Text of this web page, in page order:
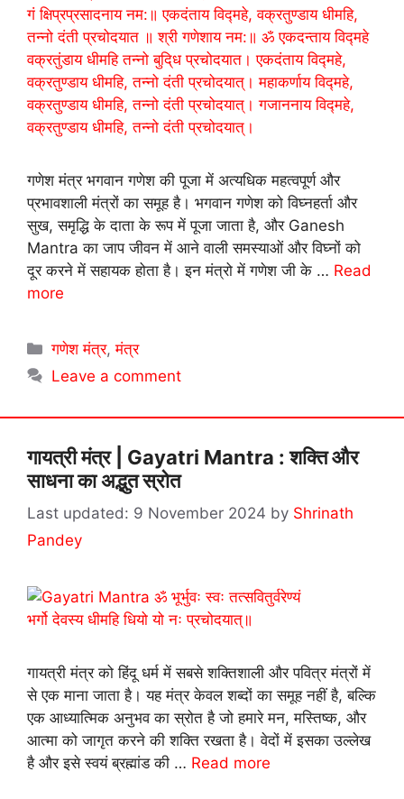
गणेश मंत्र भगवान गणेश की पूजा में अत्यधिक महत्वपूर्ण और
प्रभावशाली मंत्रों का समूह है। भगवान गणेश को विघ्नहर्ता और
सुख, समृद्धि के दाता के रूप में पूजा जाता है, और Ganesh
Mantra का जाप जीवन में आने वाली समस्याओं और विघ्नों को
दूर करने में सहायक होता है। इन मंत्रो में गणेश जी के … Read
more
Categories
गणेश मंत्र,मंत्र
Leave a comment
गायत्री मंत्र | Gayatri Mantra : शक्ति और
साधना का अद्भुत स्रोत
9 November 2024 by Shrinath
Pandey
गायत्री मंत्र को हिंदू धर्म में सबसे शक्तिशाली और पवित्र मंत्रों में
से एक माना जाता है। यह मंत्र केवल शब्दों का समूह नहीं है, बल्कि
एक आध्यात्मिक अनुभव का स्रोत है जो हमारे मन, मस्तिष्क, और
आत्मा को जागृत करने की शक्ति रखता है। वेदों में इसका उल्लेख
है और इसे स्वयं ब्रह्मांड की … Read more